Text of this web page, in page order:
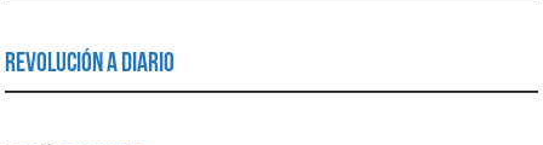
Revolución a Diario